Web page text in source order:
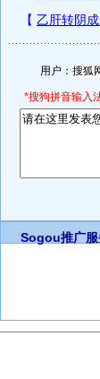
用户：
*搜狗拼音输入
Sogou推广服